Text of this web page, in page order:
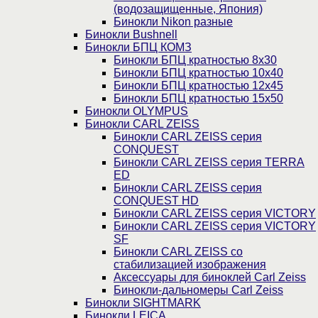
(водозащищенные, Япония)
Бинокли Nikon разные
Бинокли Bushnell
Бинокли БПЦ КОМЗ
Бинокли БПЦ кратностью 8х30
Бинокли БПЦ кратностью 10х40
Бинокли БПЦ кратностью 12х45
Бинокли БПЦ кратностью 15х50
Бинокли OLYMPUS
Бинокли CARL ZEISS
Бинокли CARL ZEISS серия
CONQUEST
Бинокли CARL ZEISS серия TERRA
ED
Бинокли CARL ZEISS серия
CONQUEST HD
Бинокли CARL ZEISS серия VICTORY
Бинокли CARL ZEISS серия VICTORY
SF
Бинокли CARL ZEISS со
стабилизацией изображения
Аксессуары для биноклей Carl Zeiss
Бинокли-дальномеры Carl Zeiss
Бинокли SIGHTMARK